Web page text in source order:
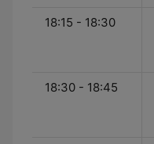
18:15 - 18:30
18:30 - 18:45